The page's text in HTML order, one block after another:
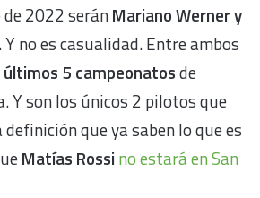
2022 seránMariano Werner y
. Y no es casualidad. Entre ambos
5 campeonatosde
Y son los únicos 2 pilotos que
que ya saben lo que es
Matías Rossi no estará en San